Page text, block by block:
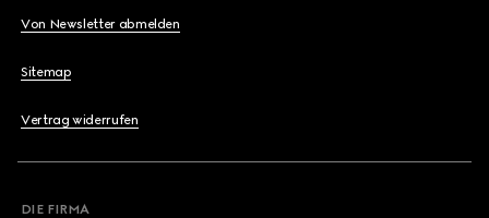
Von Newsletter abmelden
Sitemap
Vertrag widerrufen
DIE FIRMA